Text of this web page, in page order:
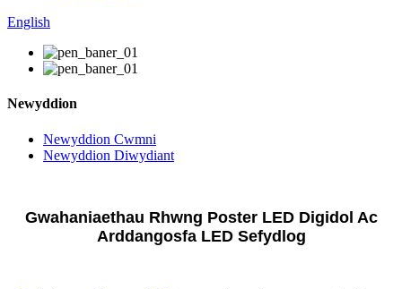
English
Newyddion
Newyddion Cwmni
Newyddion Diwydiant
Gwahaniaethau Rhwng Poster LED Digidol Ac
Arddangosfa LED Sefydlog